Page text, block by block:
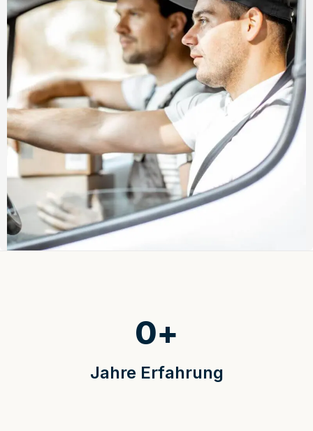
Jahre Erfahrung
0+